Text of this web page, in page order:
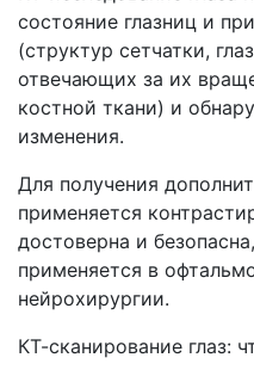
состояние глазниц и
(структур сетчатки,
отвечающих за их
костной ткани) и
изменения.
Для получения
применяется
достоверна и
применяется в
нейрохирургии.
КТ-сканирование глаз: